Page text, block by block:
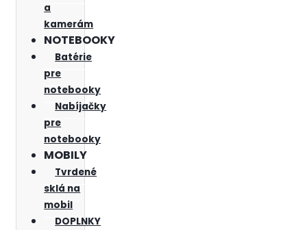
a
kamerám
NOTEBOOKY
Batérie
pre
notebooky
Nabíjačky
pre
notebooky
MOBILY
Tvrdené
sklá na
mobil
DOPLNKY